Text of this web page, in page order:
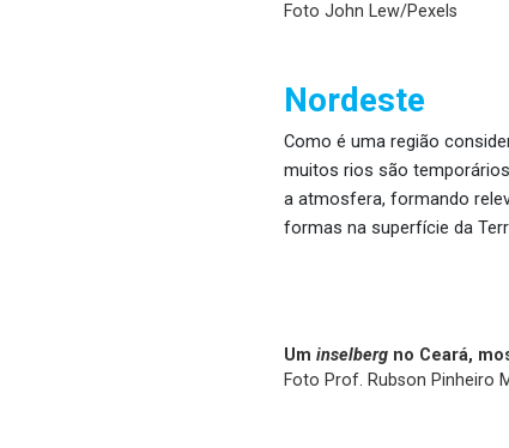
Foto John Lew/Pexels
Nordeste
Como é uma região
muitos rios são
a atmosfera, formando
formas na superfície da
Um inselberg no Ceará,
Foto Prof. Rubson Pinheiro